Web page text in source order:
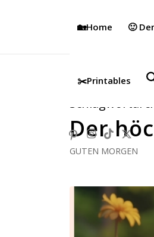
🏡Home 🙂
✂️Printables
Der
GUTEN MORGEN